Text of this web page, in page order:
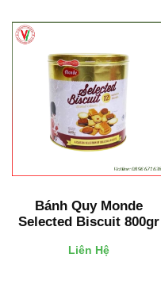
Bánh Quy Monde
Selected Biscuit 800gr
Liên Hệ